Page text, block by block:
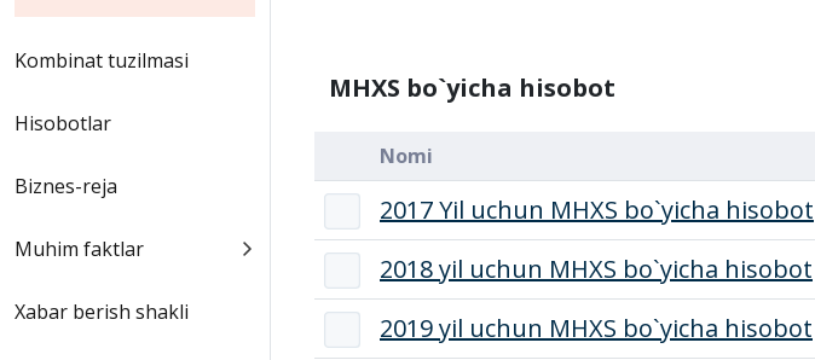
Kombinat tuzilmasi
Hisobotlar
Biznes-reja
Muhim faktlar
Xabar berish shakli
MHXS bo`yicha hisobot
Nomi
2017 Yil uchun MHXS bo`yicha hisobot
2018 yil uchun MHXS bo`yicha hisobot
2019 yil uchun MHXS bo`yicha hisobot